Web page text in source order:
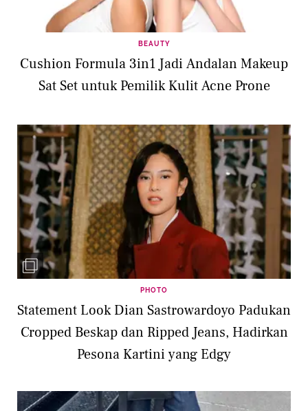
BEAUTY
Cushion Formula 3in1 Jadi Andalan Makeup
Sat Set untuk Pemilik Kulit Acne Prone
PHOTO
Statement Look Dian Sastrowardoyo Padukan
Cropped Beskap dan Ripped Jeans, Hadirkan
Pesona Kartini yang Edgy